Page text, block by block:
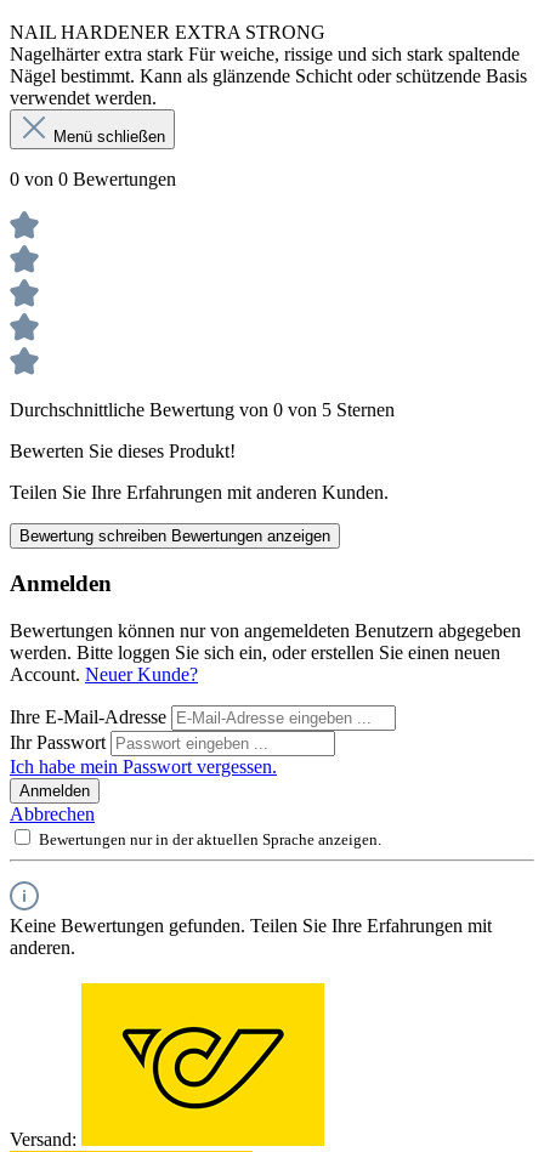
NAIL HARDENER EXTRA STRONG
Nagelhärter extra stark Für weiche, rissige und sich stark spaltende
Nägel bestimmt. Kann als glänzende Schicht oder schützende Basis
verwendet werden.
Menü schließen
0 von 0 Bewertungen
Durchschnittliche Bewertung von 0 von 5 Sternen
Bewerten Sie dieses Produkt!
Teilen Sie Ihre Erfahrungen mit anderen Kunden.
Bewertung schreiben Bewertungen anzeigen
Anmelden
Bewertungen können nur von angemeldeten Benutzern abgegeben
werden. Bitte loggen Sie sich ein, oder erstellen Sie einen neuen
Account. Neuer Kunde?
Ihre E-Mail-Adresse
Ihr Passwort
Ich habe mein Passwort vergessen.
Anmelden
Abbrechen
Bewertungen nur in der aktuellen Sprache anzeigen.
Keine Bewertungen gefunden. Teilen Sie Ihre Erfahrungen mit
anderen.
Versand: